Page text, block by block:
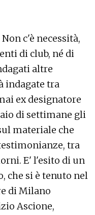
c'è necessità,
di club, né di
altre
indagate tra
ex designatore
di settimane gli
materiale che
tra
E' l'esito di un
che si è tenuto nel
di Milano
Ascione,